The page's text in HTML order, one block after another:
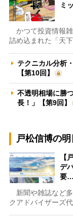
ミ
かつて投資情報
詰め込まれた「天
テクニカル分析
【第10回】
不透明相場に勝
長！」【第9回】
戸松信博の
【
デ
要…
新聞や雑誌など
クアドバイザーズ